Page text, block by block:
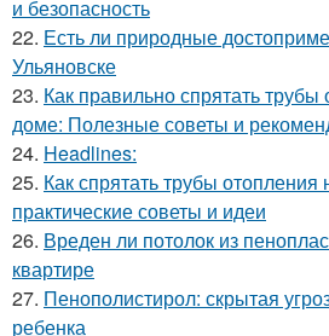
и безопасность
22. Есть ли природные
Ульяновске
23. Как правильно спрятать
доме: Полезные советы и
24. Headlines:
25. Как спрятать трубы отопления
практические советы и идеи
26. Вреден ли потолок из
квартире
27. Пенополистирол: скрытая
ребенка